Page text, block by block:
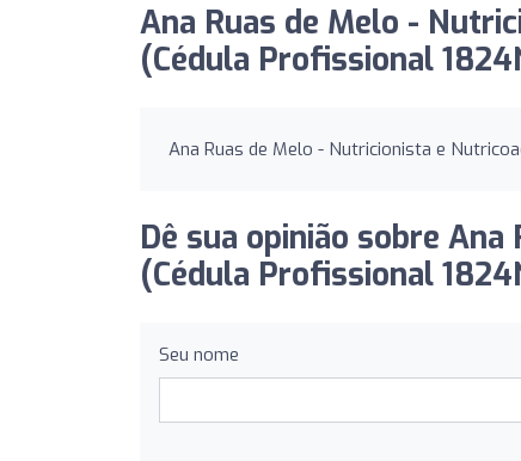
Ana Ruas de Melo -
(Cédula Profissional
Ana Ruas de Melo - Nutricionista e
Dê sua opinião sobre
(Cédula Profissional
Seu nome